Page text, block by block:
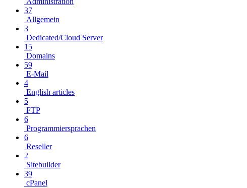
37
Allgemein
3
Dedicated/Cloud Server
15
Domains
59
E-Mail
4
English articles
5
FTP
6
Programmiersprachen
6
Reseller
2
Sitebuilder
39
cPanel